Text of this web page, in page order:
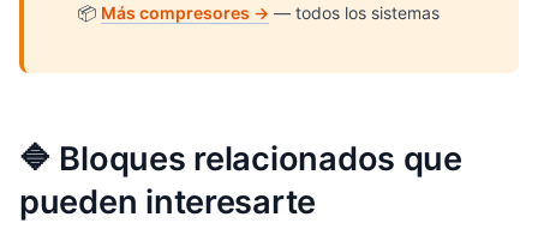
📦 Más compresores → — todos los sistemas
🔷 Bloques relacionados que
pueden interesarte